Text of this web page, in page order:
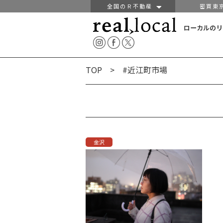
全国のＲ不動産 密買東
ローカルの
TOP > #近江町市場
金沢